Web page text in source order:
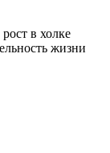
в холке
жизни